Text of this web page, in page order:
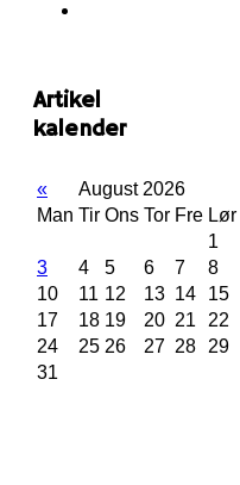
Artikel
kalender
« August 2026
Man Tir Ons Tor Fre Lør
1
3
4 5 6 7 8
10
11 12 13 14 15
17
18 19 20 21 22
24
25 26 27 28 29
31